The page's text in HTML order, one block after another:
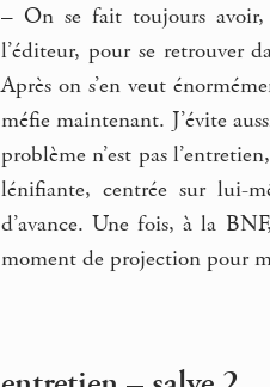
– On se fait toujours avoir,
l’éditeur, pour se retrouver
Après on s’en veut
méfie maintenant. J’évite
problème n’est pas
lénifiante, centrée sur lui-
d’avance. Une fois, à la
moment de projection pour